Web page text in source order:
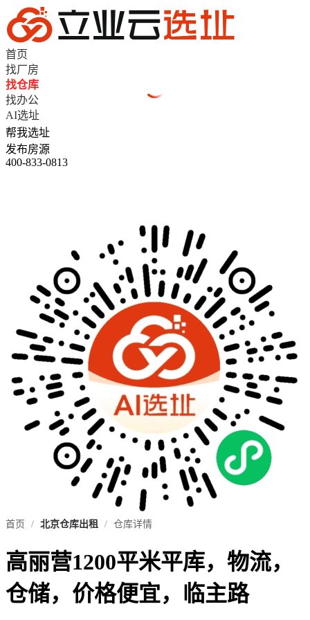
首页
找厂房
找仓库
找办公
AI选址
帮我选址
发布房源
400-833-0813
首页 / 北京仓库出租 / 仓库详情
高丽营1200平米平库，物流，
仓储，价格便宜，临主路